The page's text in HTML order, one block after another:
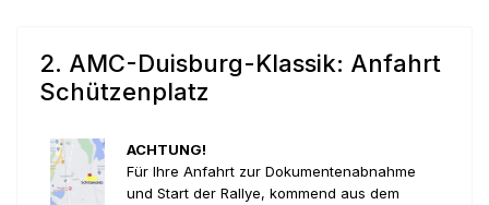
2. AMC-Duisburg-Klassik: Anfahrt
Schützenplatz
ACHTUNG!
Für Ihre Anfahrt zur Dokumentenabnahme
und Start der Rallye, kommend aus dem